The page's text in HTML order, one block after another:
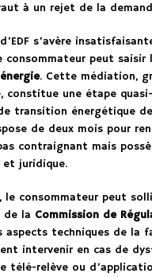
à un rejet de la
s’avère
consommateur peut saisir
. Cette médiation,
constitue une étape
transition énergétique de
de deux mois pour
contraignant mais
et juridique.
le consommateur peut
de la Commission de
aspects techniques de la
intervenir en cas de
télé-relève ou